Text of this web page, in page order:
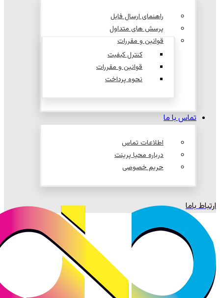
راهنمای ارسال فایل
پرسش های متداول
قوانین و مقررات
کنترل کیفیت
قوانین و مقررات
نحوه پرداخت
تماس با ما
اطلاعات تماس
درباره محیا پرینت
حریم خصوصی
ارتباط باما